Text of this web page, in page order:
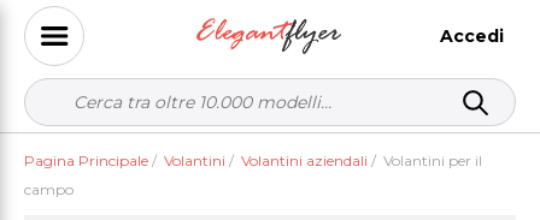
Accedi
Pagina Principale / Volantini / Volantini aziendali / Volantini per il
campo